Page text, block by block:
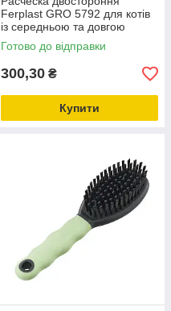
Ferplast GRO 5792 для котів
із середньою та довгою
вовною
Готово до відправки
300,30 ₴
Купити